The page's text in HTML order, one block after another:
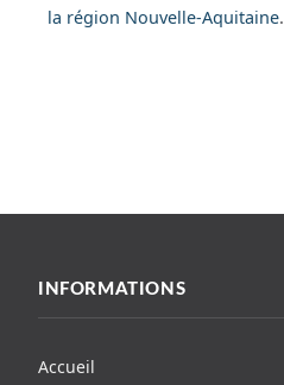
la région Nouvelle-Aquitaine.
INFORMATIONS
Accueil